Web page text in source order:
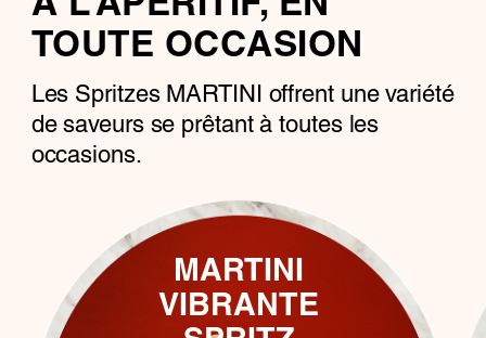
TOUTE OCCASION
Les Spritzes MARTINI offrent une variété
de saveurs se prêtant à toutes les
occasions.
MARTINI
VIBRANTE